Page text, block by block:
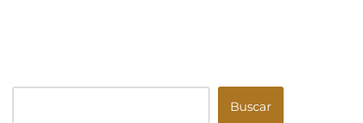
Buscar